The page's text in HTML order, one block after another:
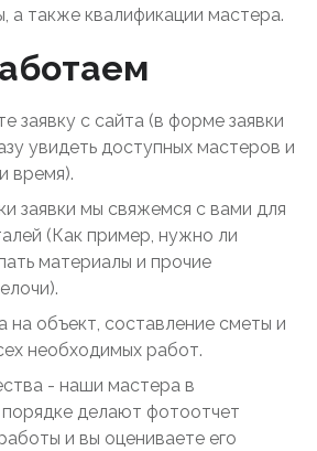
а также квалификации мастера.
заявку с сайта (в форме заявки
увидеть доступных мастеров и
время).
заявки мы свяжемся с вами для
(Как пример, нужно ли
материалы и прочие
на объект, составление сметы и
необходимых работ.
- наши мастера в
порядке делают фотоотчет
и вы оцениваете его